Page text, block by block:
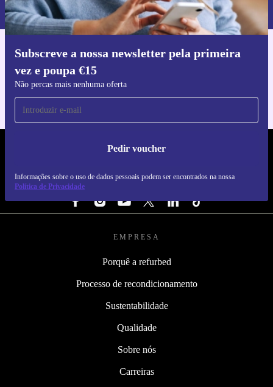
Subscreve a nossa newsletter pela primeira
vez e poupa €15
Não percas mais nenhuma oferta
Pedir voucher
Informações sobre o uso de dados pessoais podem ser encontrados na nossa
Política de Privacidade
nossa
Política de Privacidade.
Faz o download da app refurbed
Para iOS e Android
REFURBED PORTUGAL - RETHINK NEW.
SEGUE-NOS
EMPRESA
Porquê a refurbed
Processo de recondicionamento
Sustentabilidade
Qualidade
Sobre nós
Carreiras